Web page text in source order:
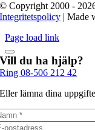
© Copyright 2000 -
Integritetspolicy | Made
Page load link
Vill du ha hjälp?
Ring 08-506 212 42
Eller lämna dina